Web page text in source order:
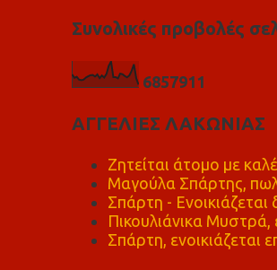
Συνολικές προβολές
685791 1
ΑΓΓΕΛΙΕΣ ΛΑΚΩΝΙΑΣ
Ζητείται άτομο με
Μαγούλα Σπάρτης,
Σπάρτη - Ενοικιάζεται
Πικουλιάνικα Μυστρά,
Σπάρτη, ενοικιάζεται